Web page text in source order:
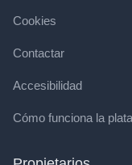
Cookies
Contactar
Accesibilidad
Cómo funciona la